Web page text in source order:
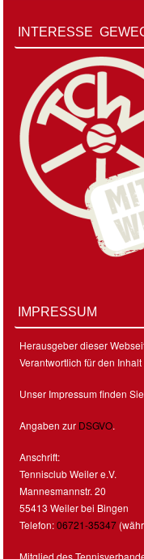
INTERESSE
IMPRESSUM
Herausgeber dieser
Verantwortlich für den
Unser Impressum finden
Angaben zur DSGVO.
Anschrift:
Tennisclub Weiler e.V.
Mannesmannstr. 20
55413 Weiler bei Bingen
Telefon:06721-35347
Mitglied des